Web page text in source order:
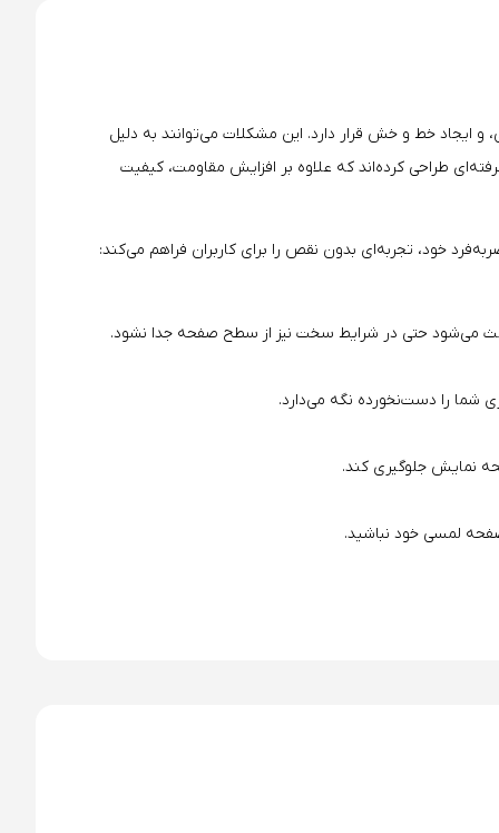
خط و خش قرار دارد. این مشکلات می‌توانند به دلیل
طراحی کرده‌اند که علاوه بر افزایش مقاومت، کیفیت
خود، تجربه‌ای بدون نقص را برای کاربران فراهم می‌کند:
می‌شود حتی در شرایط سخت نیز از سطح صفحه جدا نشود.
شما را دست‌نخورده نگه می‌دارد.
نمایش جلوگیری کند.
لمسی خود نباشید.